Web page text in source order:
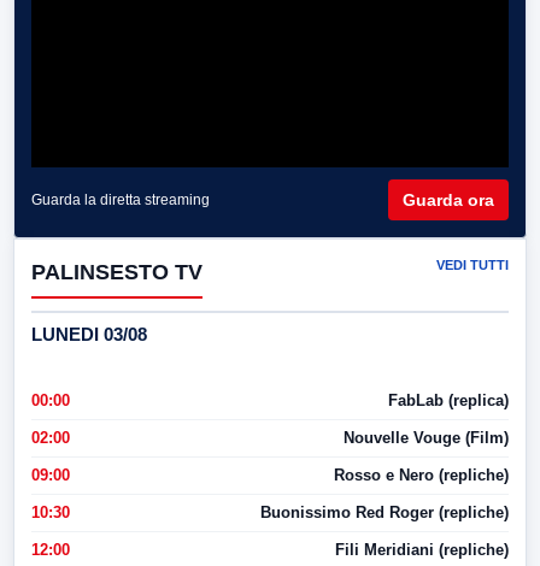
Guarda la diretta streaming Guarda ora
PALINSESTO TV VEDI TUTTI
LUNEDI 03/08
00:00 FabLab (replica)
02:00 Nouvelle Vouge (Film)
09:00 Rosso e Nero (repliche)
10:30 Buonissimo Red Roger (repliche)
12:00 Fili Meridiani (repliche)